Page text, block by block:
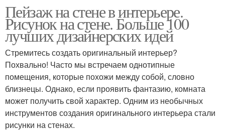
Пейзаж на стене в интерьере.
Рисунок на стене. Больше 100
лучших дизайнерских идей
Стремитесь создать оригинальный интерьер?
Похвально! Часто мы встречаем однотипные
помещения, которые похожи между собой, словно
близнецы. Однако, если проявить фантазию, комната
может получить свой характер. Одним из необычных
инструментов создания оригинального интерьера стали
рисунки на стенах.